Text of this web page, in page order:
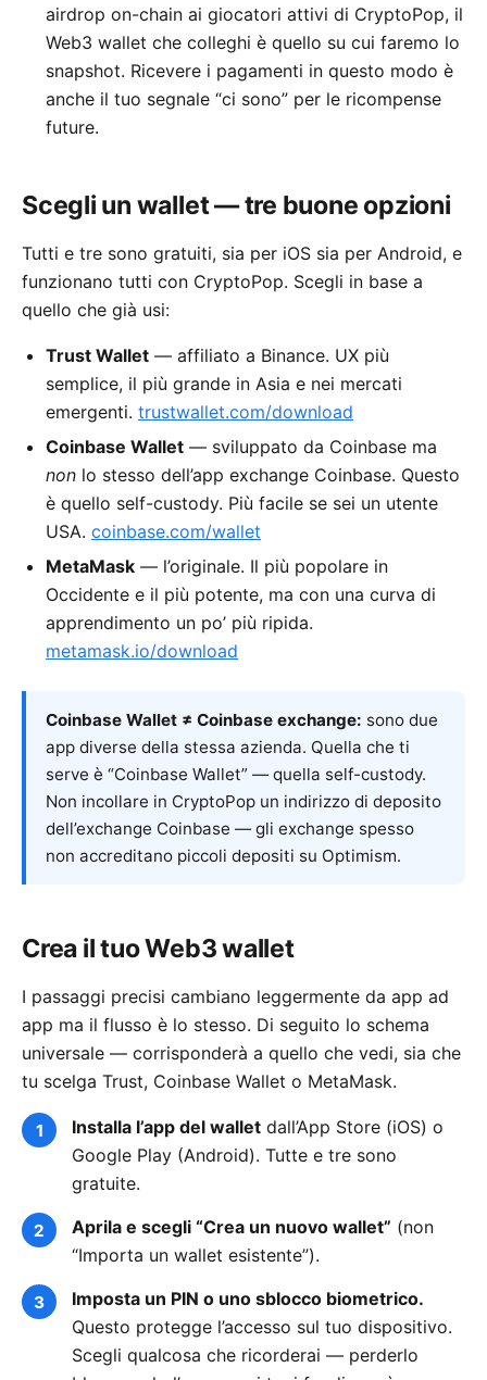
airdrop on-chain ai giocatori attivi di CryptoPop, il
Web3 wallet che colleghi è quello su cui faremo lo
snapshot. Ricevere i pagamenti in questo modo è
anche il tuo segnale “ci sono” per le ricompense
future.
Scegli un wallet — tre buone opzioni
Tutti e tre sono gratuiti, sia per iOS sia per Android, e
funzionano tutti con CryptoPop. Scegli in base a
quello che già usi:
Trust Wallet — affiliato a Binance. UX più
semplice, il più grande in Asia e nei mercati
emergenti. trustwallet.com/download
Coinbase Wallet — sviluppato da Coinbase ma
non lo stesso dell’app exchange Coinbase. Questo
è quello self-custody. Più facile se sei un utente
USA. coinbase.com/wallet
MetaMask — l’originale. Il più popolare in
Occidente e il più potente, ma con una curva di
apprendimento un po’ più ripida.
metamask.io/download
Coinbase Wallet ≠ Coinbase exchange: sono due
app diverse della stessa azienda. Quella che ti
serve è “Coinbase Wallet” — quella self-custody.
Non incollare in CryptoPop un indirizzo di deposito
dell’exchange Coinbase — gli exchange spesso
non accreditano piccoli depositi su Optimism.
Crea il tuo Web3 wallet
I passaggi precisi cambiano leggermente da app ad
app ma il flusso è lo stesso. Di seguito lo schema
universale — corrisponderà a quello che vedi, sia che
tu scelga Trust, Coinbase Wallet o MetaMask.
Installa l’app del wallet dall’App Store (iOS) o
Google Play (Android). Tutte e tre sono
gratuite.
Aprila e scegli “Crea un nuovo wallet” (non
“Importa un wallet esistente”).
Imposta un PIN o uno sblocco biometrico.
Questo protegge l’accesso sul tuo dispositivo.
Scegli qualcosa che ricorderai — perderlo